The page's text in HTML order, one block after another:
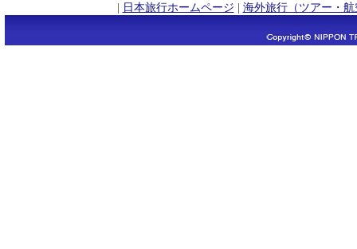
| 日本旅行ホームページ | 海外旅行（ツアー・航